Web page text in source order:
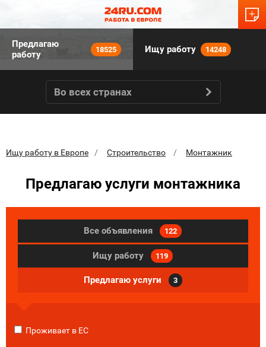
Предлагаю
работу
18525 Ищу работу 14248
Во всех странах
Ищу работу в Европе Строительство Монтажник
Предлагаю услуги монтажника
Все объявления 122
Ищу работу 119
Предлагаю услуги 3
Проживает в ЕС